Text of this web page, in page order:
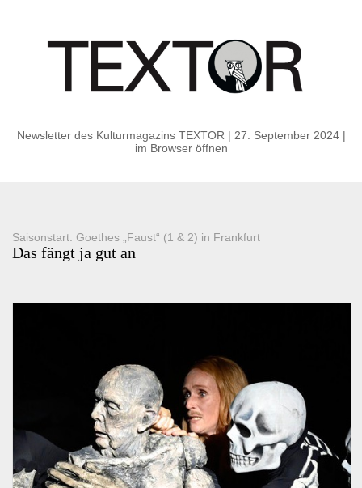
Newsletter des Kulturmagazins TEXTOR | 27. September 2024|
im Browser öffnen
Saisonstart: Goethes „Faust“ (1 & 2) in Frankfurt
Das fängt ja gut an